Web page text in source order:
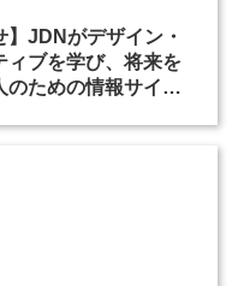
】JDNがデザイン・
ィブを学び、将来を
のための情報サイト